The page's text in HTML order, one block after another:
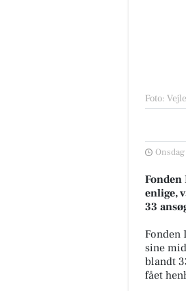
Foto:
enlige,
33
Fonden
sine
blandt
fået